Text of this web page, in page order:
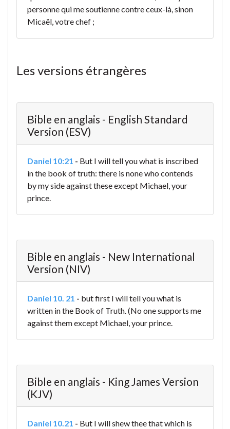
personne qui me soutienne contre ceux-là, sinon
Micaël, votre chef ;
Les versions étrangères
Bible en anglais - English Standard
Version (ESV)
Daniel 10:21 - But I will tell you what is inscribed
in the book of truth: there is none who contends
by my side against these except Michael, your
prince.
Bible en anglais - New International
Version (NIV)
Daniel 10. 21 - but first I will tell you what is
written in the Book of Truth. (No one supports me
against them except Michael, your prince.
Bible en anglais - King James Version
(KJV)
Daniel 10.21 - But I will shew thee that which is